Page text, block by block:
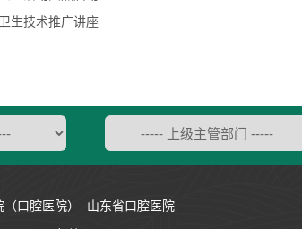
生技术推广讲座
（口腔医院） 山东省口腔医院